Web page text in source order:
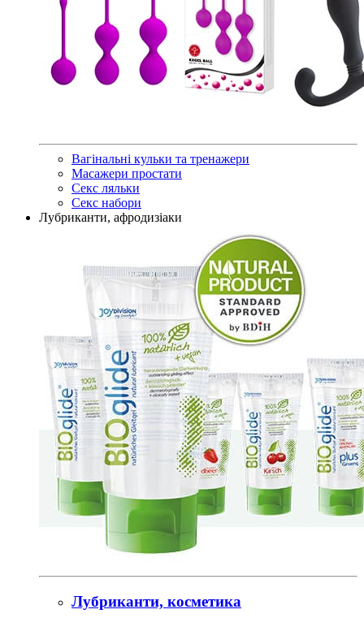
Вагінальні кульки та тренажери
Масажери простати
Секс ляльки
Секс набори
Лубриканти, афродизіаки
Лубриканти, косметика